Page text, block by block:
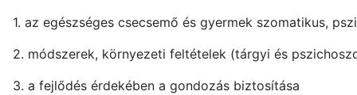
1. az egészséges csecsemő és gyermek szomatikus,
2. módszerek, környezeti feltételek (tárgyi és
3. a fejlődés érdekében a gondozás biztosítása